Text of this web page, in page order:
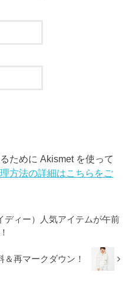
ために Akismet を使って
方法の詳細はこちらをご
ディー）人気アイテムが午前
再マークダウン！